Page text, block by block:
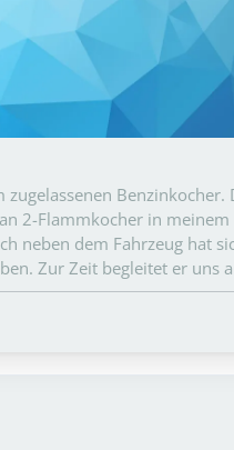
Benzinkocher.
2-Flammkocher in meinem
neben dem Fahrzeug hat
Zur Zeit begleitet er uns